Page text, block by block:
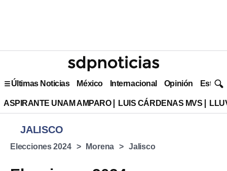
Últimas Noticias México Internacional Opinión Estilo
ASPIRANTE UNAM AMPARO LUIS CÁRDENAS MVS
JALISCO
Elecciones 2024 Morena Jalisco